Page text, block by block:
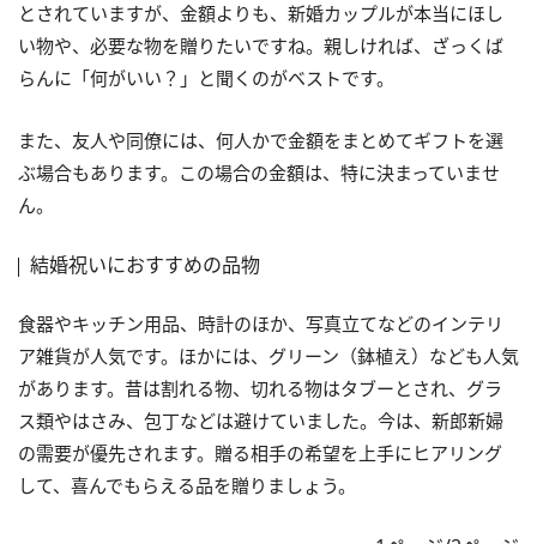
とされていますが、金額よりも、新婚カップルが本当にほし
い物や、必要な物を贈りたいですね。親しければ、ざっくば
らんに「何がいい？」と聞くのがベストです。
また、友人や同僚には、何人かで金額をまとめてギフトを選
ぶ場合もあります。この場合の金額は、特に決まっていませ
ん。
結婚祝いにおすすめの品物
食器やキッチン用品、時計のほか、写真立てなどのインテリ
ア雑貨が人気です。ほかには、グリーン（鉢植え）なども人気
があります。昔は割れる物、切れる物はタブーとされ、グラ
ス類やはさみ、包丁などは避けていました。今は、新郎新婦
の需要が優先されます。贈る相手の希望を上手にヒアリング
して、喜んでもらえる品を贈りましょう。